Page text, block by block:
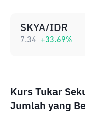
SKYA/IDR
7.34 +33.69%
Kurs Tukar
Jumlah yang